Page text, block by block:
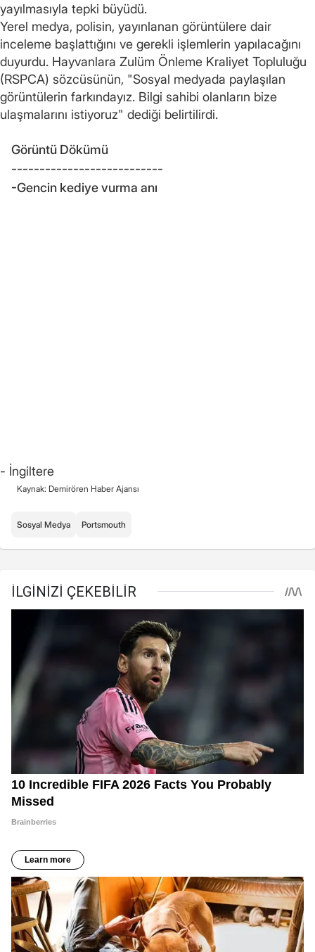
yayılmasıyla tepki büyüdü.
Yerel medya, polisin, yayınlanan görüntülere dair
inceleme başlattığını ve gerekli işlemlerin yapılacağını
duyurdu. Hayvanlara Zulüm Önleme Kraliyet Topluluğu
(RSPCA) sözcüsünün, "Sosyal medyada paylaşılan
görüntülerin farkındayız. Bilgi sahibi olanların bize
ulaşmalarını istiyoruz" dediği belirtilirdi.
Görüntü Dökümü
---------------------------
-Gencin kediye vurma anı
- İngiltere
Kaynak: Demirören Haber Ajansı
Sosyal Medya Portsmouth